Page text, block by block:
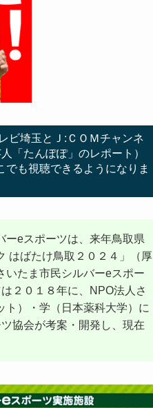
ビ埼玉とＪ:ＣＯＭチャンネ
「たんぽぽ」のレポート）
も視聴できるようになりま
ーeスポーツは、来年鳥取県
はばたけ鳥取２０２４」（厚
いたま市民シルバーeスポー
２０１８年に、NPO法人さ
ト）・学（日本薬科大学）に
協会が考案・開発し、現在